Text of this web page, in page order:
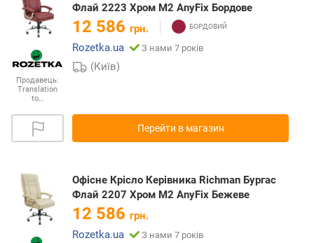
Продавець:
Translation
to…
Флай 2223 Хром М2 AnyFix Бордове
12 586 грн.
Rozetka.ua
З нами 7 років
(Київ)
Перейти в магазин
Офісне Крісло Керівника Richman Бургас
Флай 2207 Хром М2 AnyFix Бежеве
12 586 грн.
Rozetka.ua
З нами 7 років